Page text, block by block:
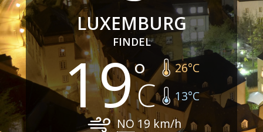
LUXEMBURG
FINDEL
19 26°C
13°C
NO 19 km/h